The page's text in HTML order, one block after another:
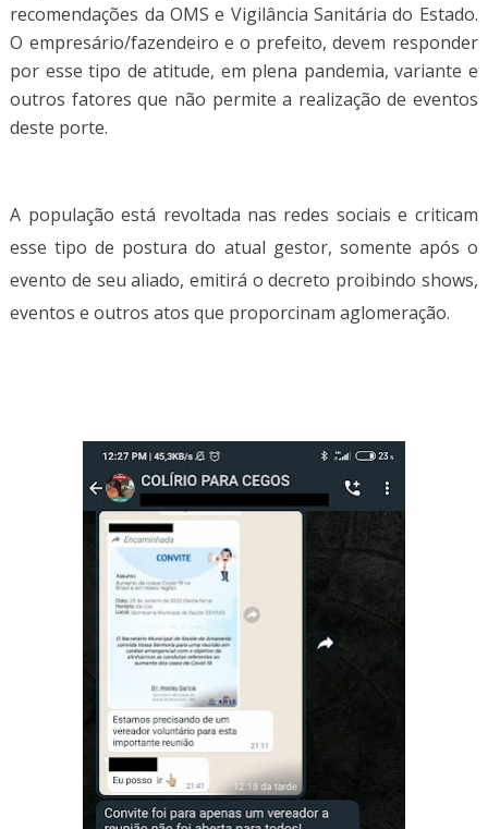
recomendações da OMS e Vigilância Sanitária do Estado.
O empresário/fazendeiro e o prefeito, devem responder
por esse tipo de atitude, em plena pandemia, variante e
outros fatores que não permite a realização de eventos
deste porte.
A população está revoltada nas redes sociais e criticam
esse tipo de postura do atual gestor, somente após o
evento de seu aliado, emitirá o decreto proibindo shows,
eventos e outros atos que proporcinam aglomeração.